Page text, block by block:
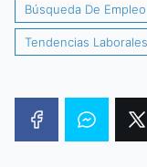
Búsqueda De Empleo
Tendencias Laborales